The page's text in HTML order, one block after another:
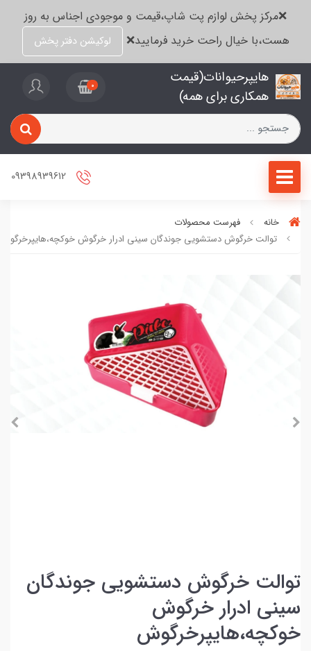
❌مرکز پخش لوازم پت شاپ،قیمت و موجودی اجناس به روز
هست،با خیال راحت خرید فرمایید❌
لوکیشن دفتر پخش
هایپرحیوانات(قیمت
همکاری برای همه)
0
خانه
فهرست محصولات
توالت خرگوش دستشویی جوندگان سینی ادرار خرگوش خوکچه،هایپرخرگوش
توالت خرگوش دستشویی جوندگان
سینی ادرار خرگوش
خوکچه،هایپرخرگوش